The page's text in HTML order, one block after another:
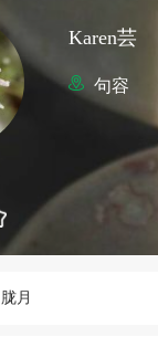
Karen芸
句容
胧月